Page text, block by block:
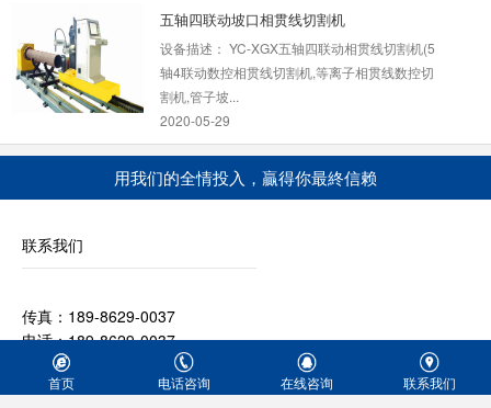
五轴四联动坡口相贯线切割机
设备描述： YC-XGX五轴四联动相贯线切割机(5
轴4联动数控相贯线切割机,等离子相贯线数控切
割机,管子坡...
2020-05-29
龙门式数控火焰等离子切割机按结构来分可分为
2023-05-27
龙门式数控火焰切割机
龙门式数控火焰切割机是一种高效节能的切割设
备，适用于各种厚度的碳钢，不锈钢，以及有色
金属的板...
用我们的全情投入，贏得你最終信赖
联系我们
传真：189-8629-0037
电话：189-8629-0037
Q Q：1051088151
公司地址：武汉市江夏区庙山工业园特1号
首页 电话咨询 在线咨询 联系我们